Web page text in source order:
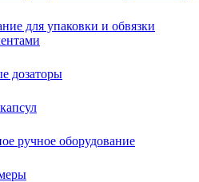
для упаковки и обвязки
дозаторы
ручное оборудование